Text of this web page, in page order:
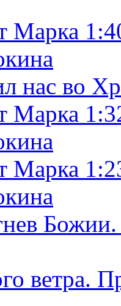
Марка
нас во
Марка
Марка
ветра.